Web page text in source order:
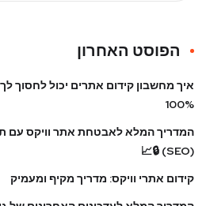
הפוסט האחרון
איך מחשבון קידום אתרים יכול לחסוך
100%
(SEO) 🔒📈
קידום אתרי וויקס: מדריך מקיף ומעמיק